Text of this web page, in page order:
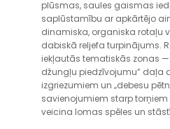
plūsmas, saules gaismas
saplūstamību ar apkārtējo
dinamiska, organiska rotaļu
dabiskā reljefa turpinājums.
iekļautās tematiskās zonas —
džungļu piedzīvojumu” daļa
izgriezumiem un „debesu
savienojumiem starp
veicina lomas spēles un